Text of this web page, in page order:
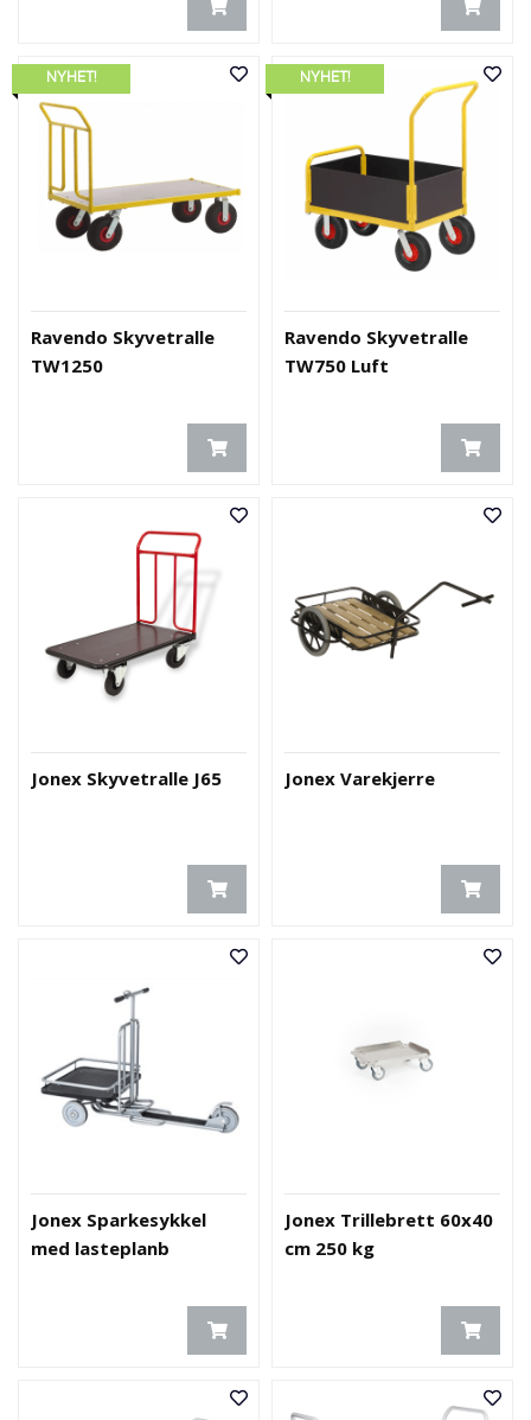
NYHET!
Ravendo Skyvetralle
TW1250
NYHET!
Ravendo Skyvetralle
TW750 Luft
Jonex Skyvetralle J65 Jonex Varekjerre
Jonex Sparkesykkel
med lasteplanb
Jonex Trillebrett 60x40
cm 250 kg